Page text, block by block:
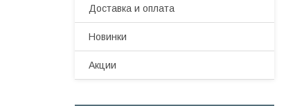
Доставка и оплата
Новинки
Акции